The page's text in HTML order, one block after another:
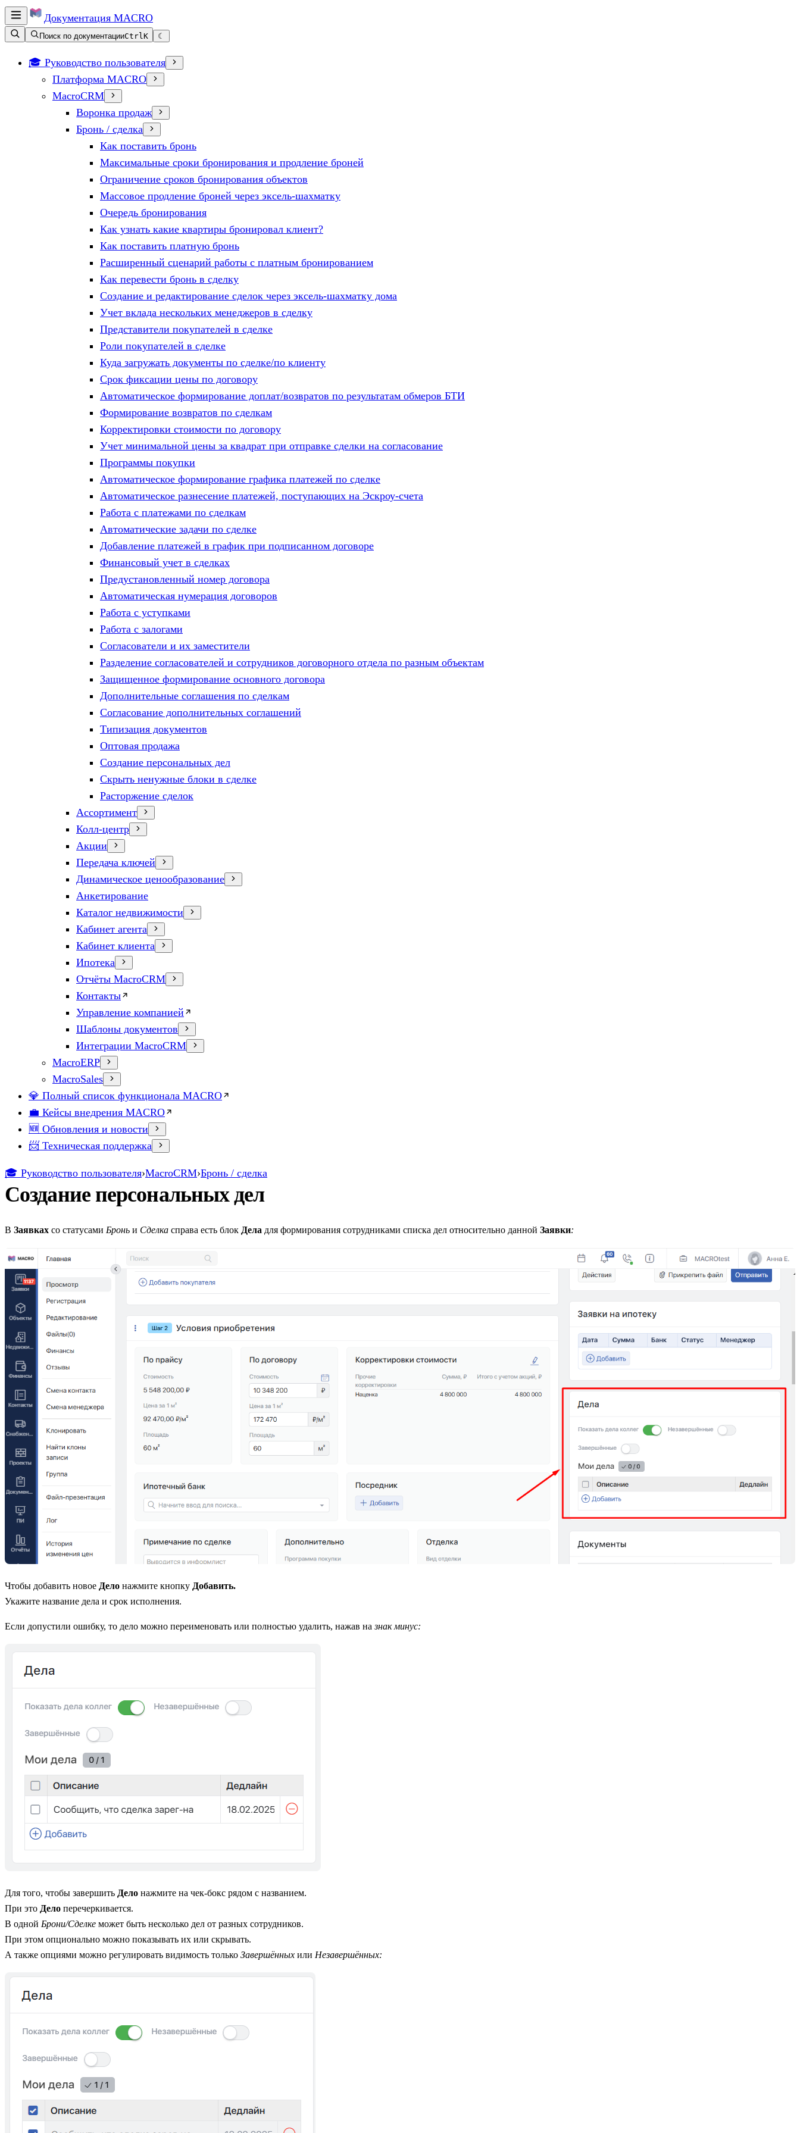
Документация MACRO
Поиск по документацииCtrlK ☾
🎓 Руководство пользователя
Платформа MACRO
MacroCRM
Воронка продаж
Бронь / сделка
Как поставить бронь
Максимальные сроки бронирования и продление броней
Ограничение сроков бронирования объектов
Массовое продление броней через эксель-шахматку
Очередь бронирования
Как узнать какие квартиры бронировал клиент?
Как поставить платную бронь
Расширенный сценарий работы с платным бронированием
Как перевести бронь в сделку
Создание и редактирование сделок через эксель-шахматку дома
Учет вклада нескольких менеджеров в сделку
Представители покупателей в сделке
Роли покупателей в сделке
Куда загружать документы по сделке/по клиенту
Срок фиксации цены по договору
Автоматическое формирование доплат/возвратов по результатам обмеров БТИ
Формирование возвратов по сделкам
Корректировки стоимости по договору
Учет минимальной цены за квадрат при отправке сделки на согласование
Программы покупки
Автоматическое формирование графика платежей по сделке
Автоматическое разнесение платежей, поступающих на Эскроу-счета
Работа с платежами по сделкам
Автоматические задачи по сделке
Добавление платежей в график при подписанном договоре
Финансовый учет в сделках
Предустановленный номер договора
Автоматическая нумерация договоров
Работа с уступками
Работа с залогами
Согласователи и их заместители
Разделение согласователей и сотрудников договорного отдела по разным объектам
Защищенное формирование основного договора
Дополнительные соглашения по сделкам
Согласование дополнительных соглашений
Типизация документов
Оптовая продажа
Создание персональных дел
Скрыть ненужные блоки в сделке
Расторжение сделок
Ассортимент
Колл-центр
Акции
Передача ключей
Динамическое ценообразование
Анкетирование
Каталог недвижимости
Кабинет агента
Кабинет клиента
Ипотека
Отчёты MacroCRM
Контакты
Управление компанией
Шаблоны документов
Интеграции MacroCRM
MacroERP
MacroSales
💎 Полный список функционала MACRO
💼 Кейсы внедрения MACRO
🆕 Обновления и новости
📨 Техническая поддержка
🎓 Руководство пользователя›MacroCRM›Бронь / сделка
Создание персональных дел
В Заявках со статусами Бронь и Сделка справа есть блок Дела для формирования сотрудниками списка дел относительно данной Заявки:
Чтобы добавить новое Дело нажмите кнопку Добавить.
Укажите название дела и срок исполнения.
Если допустили ошибку, то дело можно переименовать или полностью удалить, нажав назнак минус:
Для того, чтобы завершить Дело нажмите на чек-бокс рядом с названием.
При это Дело перечеркивается.
В одной Брони/Сделке может быть несколько дел от разных сотрудников.
При этом опционально можно показывать их или скрывать.
А также опциями можно регулировать видимость только Завершённых или Незавершённых: